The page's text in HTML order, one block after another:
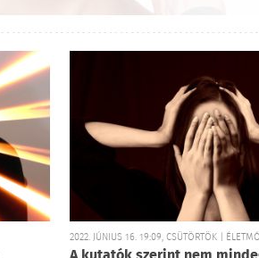
2022. JÚNIUS 16. 19:09, CSÜTÖRTÖK |